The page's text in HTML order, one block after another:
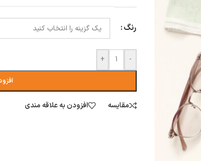
رنگ
-
+
مقایسه افزودن به علاقه مندی